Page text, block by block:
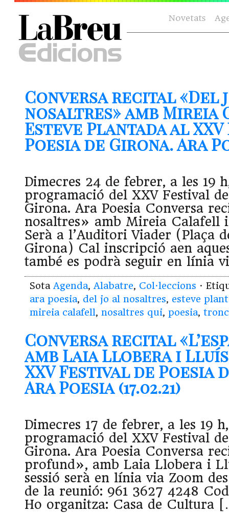
Novetats
Conversa recital «Del
nosaltres» amb
Esteve Plantada al
Poesia de Girona. Ara
Dimecres 24 de febrer, a les 19
programació del XXV Festival
Girona. Ara Poesia Conversa
nosaltres» amb Mireia Calafell i
Serà a l’Auditori Viader (Plaça
Girona) Cal inscripció aen
també es podrà seguir en línia
Sota Agenda, Alabatre, Col·leccions ·
ara poesia, del jo al nosaltres, esteve
mireia calafell, nosaltres qui, poesia,
Conversa recital
amb Laia Llobera i
XXV Festival de Poesia
Ara Poesia (17.02.21)
Dimecres 17 de febrer, a les 19
programació del XXV Festival
Girona. Ara Poesia Conversa
profund», amb Laia Llobera i
sessió serà en línia via Zoom
de la reunió: 961 3627 4248
Ho organitza: Casa de Cultura